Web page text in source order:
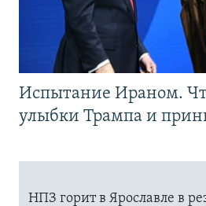
Испытание Ираном.
улыбки Трампа и